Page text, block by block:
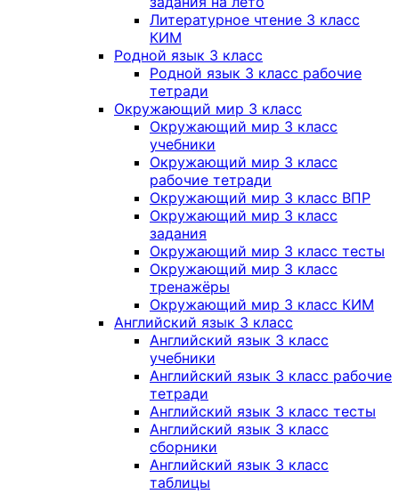
Литературное чтение 3 класс
КИМ
Родной язык 3 класс
Родной язык 3 класс рабочие
тетради
Окружающий мир 3 класс
Окружающий мир 3 класс
учебники
Окружающий мир 3 класс
рабочие тетради
Окружающий мир 3 класс ВПР
Окружающий мир 3 класс
задания
Окружающий мир 3 класс тесты
Окружающий мир 3 класс
тренажёры
Окружающий мир 3 класс КИМ
Английский язык 3 класс
Английский язык 3 класс
учебники
Английский язык 3 класс рабочие
тетради
Английский язык 3 класс тесты
Английский язык 3 класс
сборники
Английский язык 3 класс
таблицы